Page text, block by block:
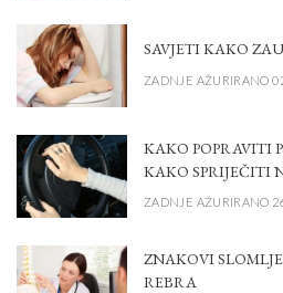
SAVJETI KAKO
ZADNJE AŽURIRANO
KAKO POPRAVITI
KAKO SPRIJEČITI
ZADNJE AŽURIRANO
ZNAKOVI
REBRA